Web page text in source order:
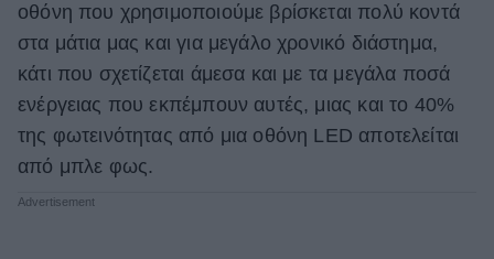
Γάμος
Market News
οθόνη που χρησιμοποιούμε βρίσκεται πολύ κοντά
στα μάτια μας και για μεγάλο χρονικό διάστημα,
κάτι που σχετίζεται άμεσα και με τα μεγάλα ποσά
ενέργειας που εκπέμπουν αυτές, μιας και το 40%
της φωτεινότητας από μια οθόνη LED αποτελείται
από μπλε φως.